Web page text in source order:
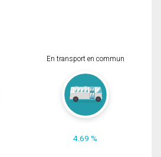
En transport en commun
4.69 %